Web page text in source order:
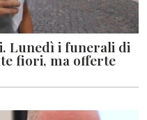
Lunedì i funerali di
fiori, ma offerte